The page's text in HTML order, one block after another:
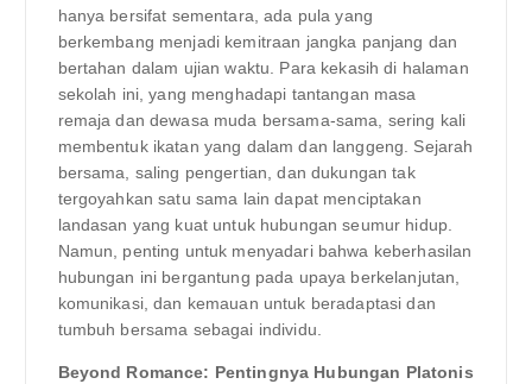
hanya bersifat sementara, ada pula yang
berkembang menjadi kemitraan jangka panjang dan
bertahan dalam ujian waktu. Para kekasih di halaman
sekolah ini, yang menghadapi tantangan masa
remaja dan dewasa muda bersama-sama, sering kali
membentuk ikatan yang dalam dan langgeng. Sejarah
bersama, saling pengertian, dan dukungan tak
tergoyahkan satu sama lain dapat menciptakan
landasan yang kuat untuk hubungan seumur hidup.
Namun, penting untuk menyadari bahwa keberhasilan
hubungan ini bergantung pada upaya berkelanjutan,
komunikasi, dan kemauan untuk beradaptasi dan
tumbuh bersama sebagai individu.
Beyond Romance: Pentingnya Hubungan Platonis